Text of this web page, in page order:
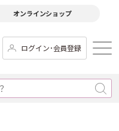
オンラインショップ
ログイン･会員登録